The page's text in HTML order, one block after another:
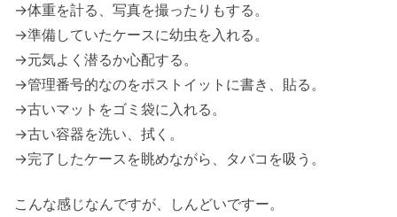
→体重を計る、写真を撮ったりもする。
→準備していたケースに幼虫を入れる。
→元気よく潜るか心配する。
→管理番号的なのをポストイットに書き、貼る。
→古いマットをゴミ袋に入れる。
→古い容器を洗い、拭く。
→完了したケースを眺めながら、タバコを吸う。
こんな感じなんですが、しんどいですー。